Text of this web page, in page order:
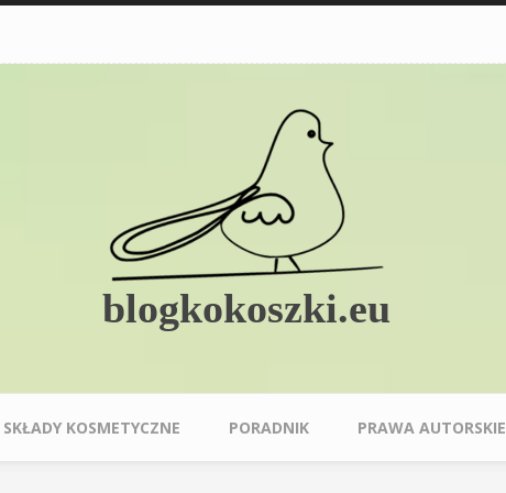
blogkokoszki.eu
SKŁADY KOSMETYCZNE PORADNIK PRAWA AUTORSKIE